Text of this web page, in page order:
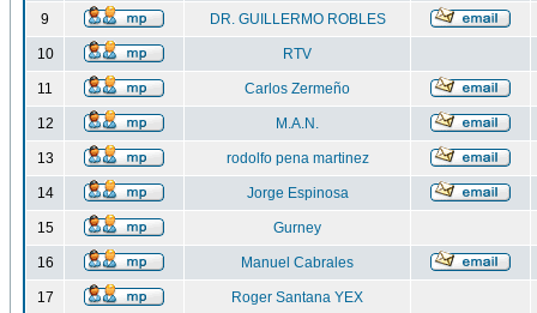
9 DR. GUILLERMO ROBLES
10 RTV
11 Carlos Zermeño
12 M.A.N.
13 rodolfo pena martinez
14 Jorge Espinosa
15 Gurney
16 Manuel Cabrales
17 Roger Santana YEX